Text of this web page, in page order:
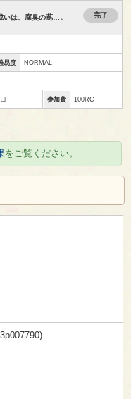
は、腐臭の蔦…。 完了
易度 NORMAL
参加費 100RC
をご覧ください。